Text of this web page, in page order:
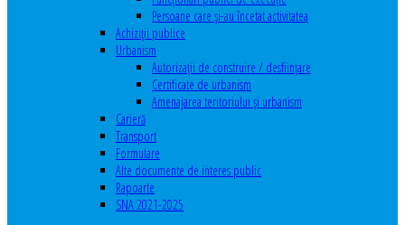
Persoane care şi-au încetat activitatea
Achiziţii publice
Urbanism
Autorizații de construire / desființare
Certificate de urbanism
Amenajarea teritoriului şi urbanism
Carieră
Transport
Formulare
Alte documente de interes public
Rapoarte
SNA 2021-2025